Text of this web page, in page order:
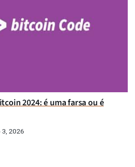
2024: é uma farsa ou é
2026